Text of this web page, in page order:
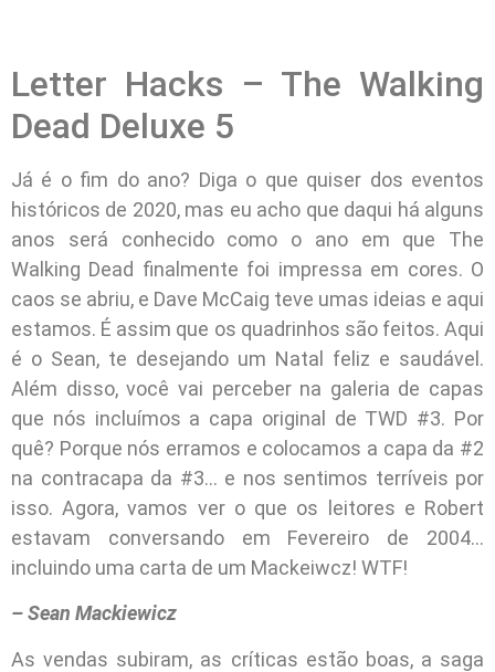
Letter Hacks – The Walking
Dead Deluxe 5
Já é o fim do ano? Diga o que quiser dos eventos
históricos de 2020, mas eu acho que daqui há alguns
anos será conhecido como o ano em que The
Walking Dead finalmente foi impressa em cores. O
caos se abriu, e Dave McCaig teve umas ideias e aqui
estamos. É assim que os quadrinhos são feitos. Aqui
é o Sean, te desejando um Natal feliz e saudável.
Além disso, você vai perceber na galeria de capas
que nós incluímos a capa original de TWD #3. Por
quê? Porque nós erramos e colocamos a capa da #2
na contracapa da #3… e nos sentimos terríveis por
isso. Agora, vamos ver o que os leitores e Robert
estavam conversando em Fevereiro de 2004…
incluindo uma carta de um Mackeiwcz! WTF!
– Sean Mackiewicz
As vendas subiram, as críticas estão boas, a saga